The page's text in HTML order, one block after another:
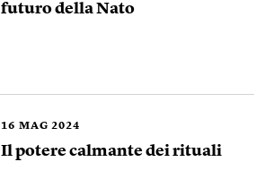
futuro della Nato
16 MAG 2024
Il potere calmante dei rituali